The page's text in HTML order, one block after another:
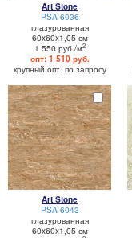
Art Stone
PSA 6036
глазурованная
60x60x1,05 см
1 550 руб./м2
опт: 1 510 руб.
крупный опт: по запросу
Art Stone
PSA 6043
глазурованная
60x60x1,05 см